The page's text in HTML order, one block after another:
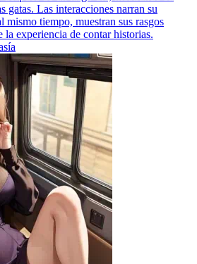
gatas. Las interacciones narran su
mismo tiempo, muestran sus rasgos
la experiencia de contar historias.